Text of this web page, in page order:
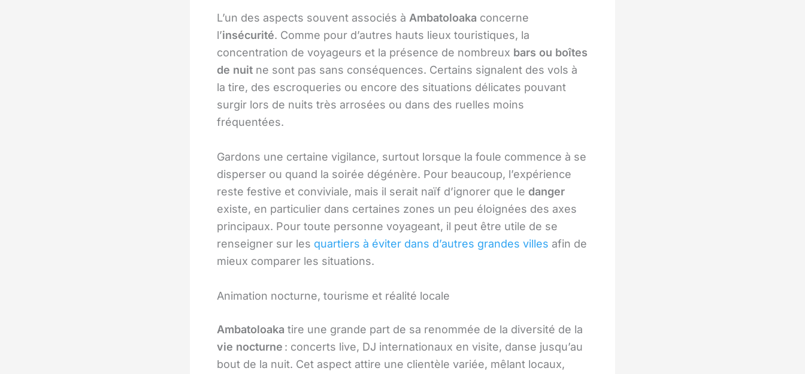
L’un des aspects souvent associés à Ambatoloaka concerne
l’insécurité. Comme pour d’autres hauts lieux touristiques, la
concentration de voyageurs et la présence de nombreux bars ou boîtes
de nuit ne sont pas sans conséquences. Certains signalent des vols à
la tire, des escroqueries ou encore des situations délicates pouvant
surgir lors de nuits très arrosées ou dans des ruelles moins
fréquentées.
Gardons une certaine vigilance, surtout lorsque la foule commence à se
disperser ou quand la soirée dégénère. Pour beaucoup, l’expérience
reste festive et conviviale, mais il serait naïf d’ignorer que le danger
existe, en particulier dans certaines zones un peu éloignées des axes
principaux. Pour toute personne voyageant, il peut être utile de se
renseigner sur les quartiers à éviter dans d’autres grandes villes afin de
mieux comparer les situations.
Animation nocturne, tourisme et réalité locale
Ambatoloaka tire une grande part de sa renommée de la diversité de la
vie nocturne : concerts live, DJ internationaux en visite, danse jusqu’au
bout de la nuit. Cet aspect attire une clientèle variée, mêlant locaux,